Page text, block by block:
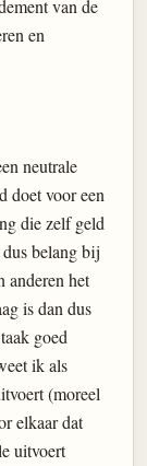
van de
en
neutrale
doet voor een
die zelf geld
belang bij
anderen het
is dan dus
goed
ik als
(moreel
elkaar dat
uitvoert